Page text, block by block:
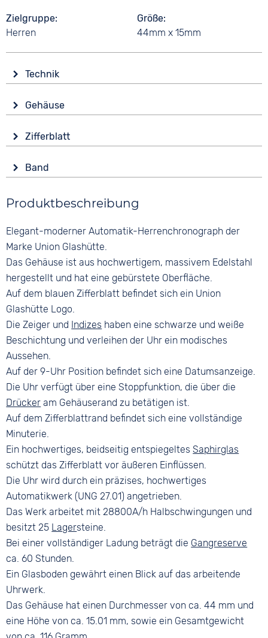
Zielgruppe
Herren
Größe
44mm x 15mm
Technik
Automatik
Wasserdicht
10 bar
Funktionen
Leuchtzeiger / -ziffern
Gehäuse
Edelstahl
Form
Rund
Glas
Farbe
Silber
Zifferblatt
Analog
Blau
Ziffern
Keine
Band
Glattleder
Farbe
Schwarz
Bandschließe
Faltschließe
Produktbeschreibung
Elegant-moderner Automatik-Herrenchronograph der
Marke Union Glashütte.
Das Gehäuse ist aus hochwertigem, massivem Edelstahl
hergestellt und hat eine gebürstete Oberfläche.
Auf dem blauen Zifferblatt befindet sich ein Union
Glashütte Logo.
Die Zeiger und Indizes haben eine schwarze und weiße
Beschichtung und verleihen der Uhr ein modisches
Aussehen.
Auf der 9-Uhr Position befindet sich eine Datumsanzeige.
Die Uhr verfügt über eine Stoppfunktion, die über die
Drücker am Gehäuserand zu betätigen ist.
Auf dem Zifferblattrand befindet sich eine vollständige
Minuterie.
Ein hochwertiges, beidseitig entspiegeltesSaphirglas
schützt das Zifferblatt vor äußeren Einflüssen.
Die Uhr wird durch ein präzises, hochwertiges
Automatikwerk (UNG 27.01) angetrieben.
Das Werk arbeitet mit 28800A/h Halbschwingungen und
besitzt 25 Lagersteine.
Bei einer vollständiger Ladung beträgt die Gangreserve
ca. 60 Stunden.
Ein Glasboden gewährt einen Blick auf das arbeitende
Uhrwerk.
Das Gehäuse hat einen Durchmesser von ca. 44 mm und
eine Höhe von ca. 15.01 mm, sowie ein Gesamtgewicht